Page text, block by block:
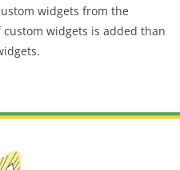
widgets from the
widgets is added than